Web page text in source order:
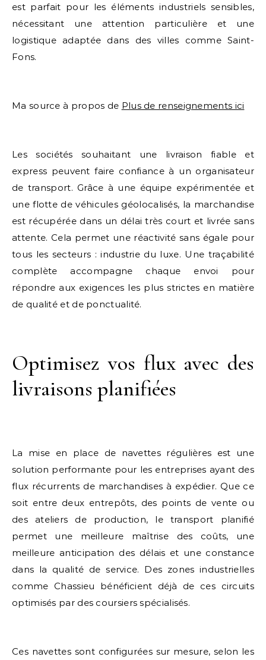
est parfait pour les éléments industriels sensibles,
nécessitant une attention particulière et une
logistique adaptée dans des villes comme Saint-
Fons.
Ma source à propos de Plus de renseignements ici
Les sociétés souhaitant une livraison fiable et
express peuvent faire confiance à un organisateur
de transport. Grâce à une équipe expérimentée et
une flotte de véhicules géolocalisés, la marchandise
est récupérée dans un délai très court et livrée sans
attente. Cela permet une réactivité sans égale pour
tous les secteurs : industrie du luxe. Une traçabilité
complète accompagne chaque envoi pour
répondre aux exigences les plus strictes en matière
de qualité et de ponctualité.
Optimisez vos flux avec des
livraisons planifiées
La mise en place de navettes régulières est une
solution performante pour les entreprises ayant des
flux récurrents de marchandises à expédier. Que ce
soit entre deux entrepôts, des points de vente ou
des ateliers de production, le transport planifié
permet une meilleure maîtrise des coûts, une
meilleure anticipation des délais et une constance
dans la qualité de service. Des zones industrielles
comme Chassieu bénéficient déjà de ces circuits
optimisés par des coursiers spécialisés.
Ces navettes sont configurées sur mesure, selon les